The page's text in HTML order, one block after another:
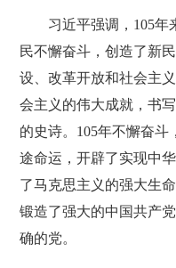
习近平强调，105年
民不懈奋斗，创造了新
设、改革开放和社会主
会主义的伟大成就，书
的史诗。105年不懈奋
途命运，开辟了实现中
了马克思主义的强大生
锻造了强大的中国共产
确的党。